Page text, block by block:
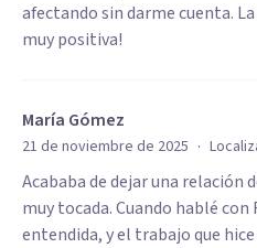
afectando sin darme cuenta.
muy positiva!
María Gómez
21 de noviembre de 2025 ·
Acababa de dejar una relación
muy tocada. Cuando hablé
entendida, y el trabajo que